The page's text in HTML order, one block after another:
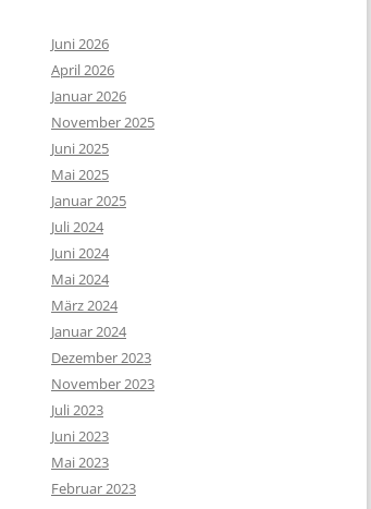
Juni 2026
April 2026
Januar 2026
November 2025
Juni 2025
Mai 2025
Januar 2025
Juli 2024
Juni 2024
Mai 2024
März 2024
Januar 2024
Dezember 2023
November 2023
Juli 2023
Juni 2023
Mai 2023
Februar 2023